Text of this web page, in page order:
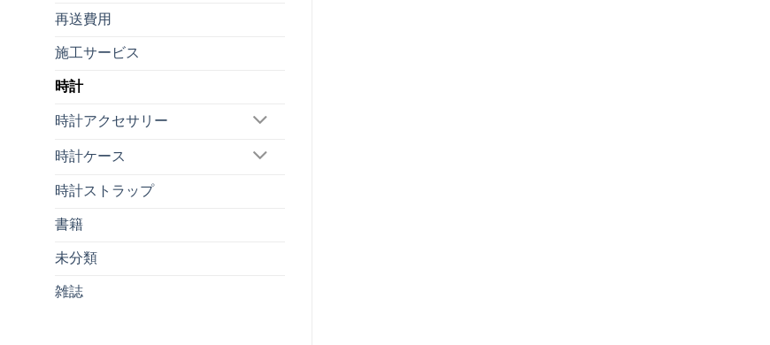
再送費用
施工サービス
時計
時計アクセサリー
時計ケース
時計ストラップ
書籍
未分類
雑誌